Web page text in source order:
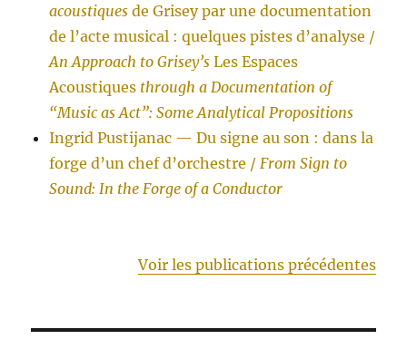
acoustiques de Grisey par une documentation
de l’acte musical : quelques pistes d’analyse /
An Approach to Grisey’s Les Espaces
Acoustiques through a Documentation of
“Music as Act”: Some Analytical Propositions
Ingrid Pustijanac — Du signe au son : dans la
forge d’un chef d’orchestre / From Sign to
Sound: In the Forge of a Conductor
Voir les publications précédentes